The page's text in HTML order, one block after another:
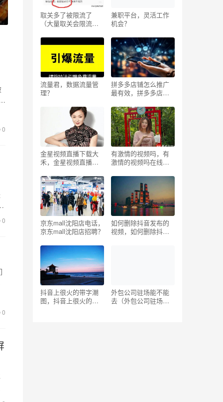
0
0
0
取关多了被限流了
（大量取关会限流
兼职平台，灵活工作
机会？
流量君，数据流量管
理？
拼多多店铺怎么推广
最有效，拼多多店铺
少？
金星视频直播下载大
禾，金星视频直播下
有激情的视频吗，有
激情的视频吗在线观
京东mall沈阳店电话，
京东mall沈阳店招聘？
如何删除抖音发布的
视频，如何删除抖音
抖音上很火的带字潮
图，抖音上很火的带
外包公司驻场能不能
去（外包公司驻场怎